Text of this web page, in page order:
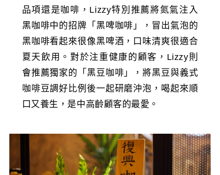
品項還是咖啡，Lizzy特別推薦將氮氣注入
黑咖啡中的招牌「黑啤咖啡」，冒出氣泡的
黑咖啡看起來很像黑啤酒，口味清爽很適合
夏天飲用。對於注重健康的顧客，Lizzy則
會推薦獨家的「黑豆咖啡」，將黑豆與義式
咖啡豆調好比例後一起研磨沖泡，喝起來順
口又養生，是中高齡顧客的最愛。